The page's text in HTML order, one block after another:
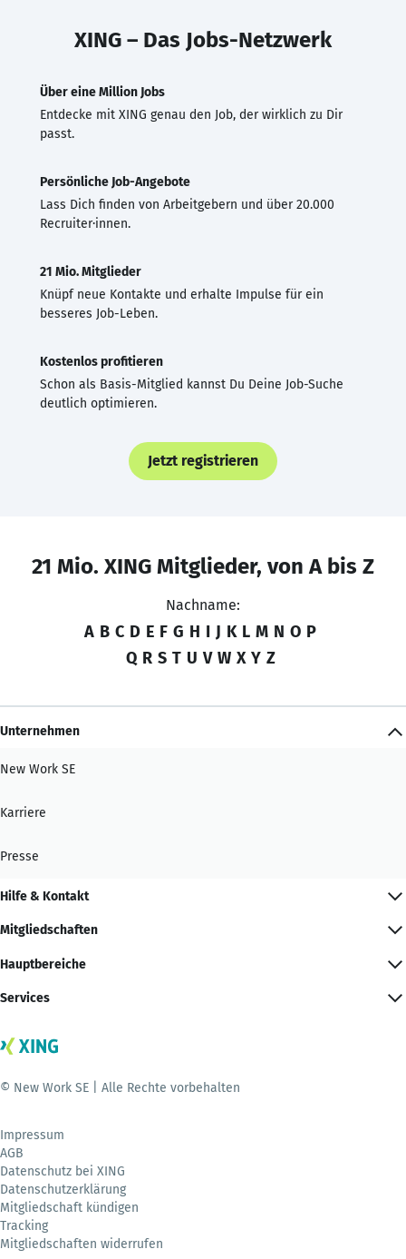
XING – Das Jobs-Netzwerk
Über eine Million Jobs
Entdecke mit XING genau den Job, der wirklich zu Dir
passt.
Persönliche Job-Angebote
Lass Dich finden von Arbeitgebern und über 20.000
Recruiter·innen.
21 Mio. Mitglieder
Knüpf neue Kontakte und erhalte Impulse für ein
besseres Job-Leben.
Kostenlos profitieren
Schon als Basis-Mitglied kannst Du Deine Job-Suche
deutlich optimieren.
Jetzt registrieren
21 Mio. XING Mitglieder, von A bis Z
Nachname:
A B C D E F G H I J K L M N O P
Q R S T U V W X Y Z
Unternehmen
New Work SE
Karriere
Presse
Hilfe & Kontakt
Mitgliedschaften
Hauptbereiche
Services
© New Work SE | Alle Rechte vorbehalten
Impressum
AGB
Datenschutz bei XING
Datenschutzerklärung
Mitgliedschaft kündigen
Tracking
Mitgliedschaften widerrufen